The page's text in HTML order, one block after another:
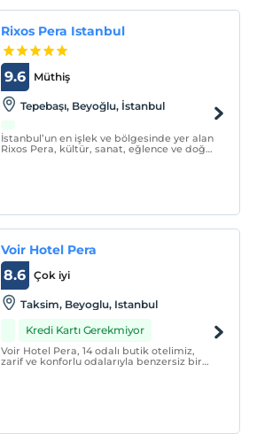
Rixos Pera Istanbul
Müthiş
9.6
Tepebaşı, Beyoğlu, İstanbul
İstanbul’un en işlek ve bölgesinde yer alan
Rixos Pera, kültür, sanat, eğlence ve doğal
Voir Hotel Pera
Çok iyi
8.6
Taksim, Beyoglu, Istanbul
Kredi Kartı Gerekmiyor
Voir Hotel Pera, 14 odalı butik otelimiz,
zarif ve konforlu odalarıyla benzersiz bir